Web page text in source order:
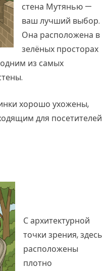
стена Мутянью —
ваш лучший выбор.
Она расположена в
зелёных просторах
из самых
хорошо ухожены,
для посетителей
С архитектурной
точки зрения, здесь
расположены
плотно